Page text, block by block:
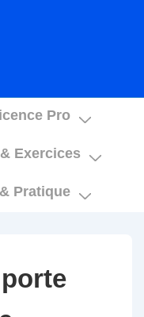
Pro
Exercices
Pratique
porte